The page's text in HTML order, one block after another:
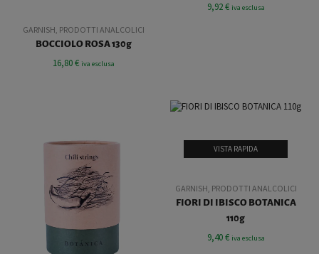
GARNISH PRODOTTI ANALCOLICI
BOCCIOLO ROSA 130g
16,80€ iva esclusa
9,92€ iva esclusa
VISTA RAPIDA
GARNISH PRODOTTI ANALCOLICI
FIORI DI IBISCO BOTANICA
110g
9,40€ iva esclusa